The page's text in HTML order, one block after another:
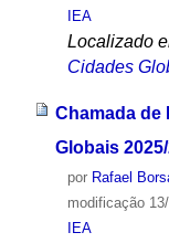
IEA
Localizado
Cidades
Chamada de
Globais
por Rafael
modificação13/
IEA